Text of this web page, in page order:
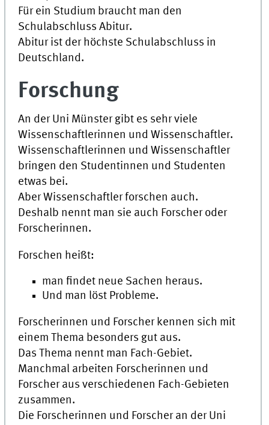
Für ein Studium braucht man den
Schulabschluss Abitur.
Abitur ist der höchste Schulabschluss in
Deutschland.
Forschung
An der Uni Münster gibt es sehr viele
Wissenschaftlerinnen und Wissenschaftler.
Wissenschaftlerinnen und Wissenschaftler
bringen den Studentinnen und Studenten
etwas bei.
Aber Wissenschaftler forschen auch.
Deshalb nennt man sie auch Forscher oder
Forscherinnen.
Forschen heißt:
man findet neue Sachen heraus.
Und man löst Probleme.
Forscherinnen und Forscher kennen sich mit
einem Thema besonders gut aus.
Das Thema nennt man Fach-Gebiet.
Manchmal arbeiten Forscherinnen und
Forscher aus verschiedenen Fach-Gebieten
zusammen.
Die Forscherinnen und Forscher an der Uni